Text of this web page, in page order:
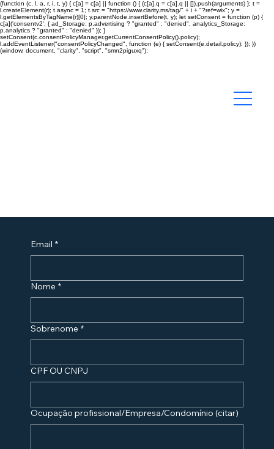
(function (c, l, a, r, i, t, y) { c[a] = c[a] || function () { (c[a].q = c[a].q || []).push(arguments) }; t =
l.createElement(r); t.async = 1; t.src = "https://www.clarity.ms/tag/" + i + "?ref=wix"; y =
l.getElementsByTagName(r)[0]; y.parentNode.insertBefore(t, y); let setConsent = function (p) {
c[a]('consentv2', { ad_Storage: p.advertising ? "granted" : "denied", analytics_Storage:
p.analytics ? "granted" : "denied" }); }
setConsent(c.consentPolicyManager.getCurrentConsentPolicy().policy);
l.addEventListener("consentPolicyChanged", function (e) { setConsent(e.detail.policy); }); })
(window, document, "clarity", "script", "smn2piguxq");
Email *
Nome *
Sobrenome *
CPF OU CNPJ
Ocupação profissional/Empresa/Condomínio (citar)